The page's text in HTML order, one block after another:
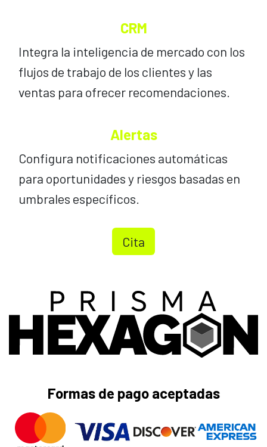
CRM
Integra la inteligencia de mercado con los
flujos de trabajo de los clientes y las
ventas para ofrecer recomendaciones.
Alertas
Configura notificaciones automáticas
para oportunidades y riesgos basadas en
umbrales específicos.
Cita
Formas de pago aceptadas